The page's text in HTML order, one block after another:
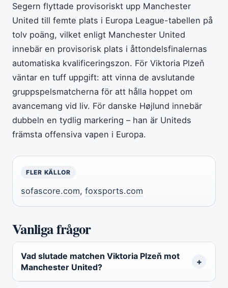
Segern flyttade provisoriskt upp Manchester
United till femte plats i Europa League-tabellen på
tolv poäng, vilket enligt Manchester United
innebär en provisorisk plats i åttondelsfinalernas
automatiska kvalificeringszon. För Viktoria Plzeň
väntar en tuff uppgift: att vinna de avslutande
gruppspelsmatcherna för att hålla hoppet om
avancemang vid liv. För danske Højlund innebär
dubbeln en tydlig markering – han är Uniteds
främsta offensiva vapen i Europa.
FLER KÄLLOR
sofascore.com, foxsports.com
Vanliga frågor
Vad slutade matchen Viktoria Plzeň mot
Manchester United?